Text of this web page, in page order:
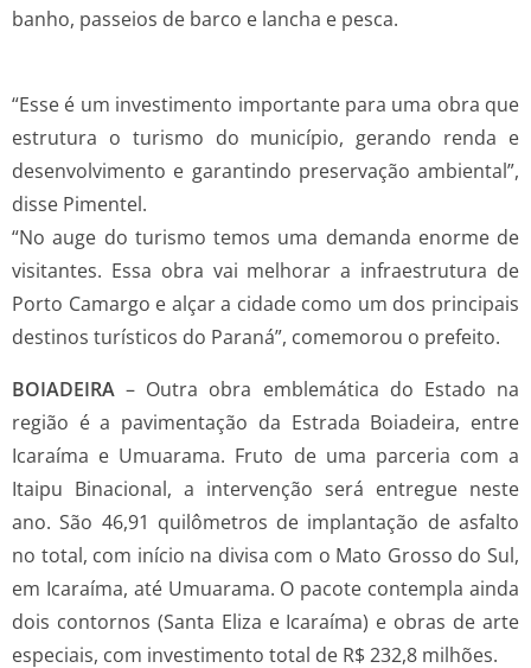
banho, passeios de barco e lancha e pesca.
“Esse é um investimento importante para uma obra que
estrutura o turismo do município, gerando renda e
desenvolvimento e garantindo preservação ambiental”,
disse Pimentel.
“No auge do turismo temos uma demanda enorme de
visitantes. Essa obra vai melhorar a infraestrutura de
Porto Camargo e alçar a cidade como um dos principais
destinos turísticos do Paraná”, comemorou o prefeito.
BOIADEIRA– Outra obra emblemática do Estado na
região é a pavimentação da Estrada Boiadeira, entre
Icaraíma e Umuarama. Fruto de uma parceria com a
Itaipu Binacional, a intervenção será entregue neste
ano. São 46,91 quilômetros de implantação de asfalto
no total, com início na divisa com o Mato Grosso do Sul,
em Icaraíma, até Umuarama. O pacote contempla ainda
dois contornos (Santa Eliza e Icaraíma) e obras de arte
especiais, com investimento total de R$ 232,8 milhões.